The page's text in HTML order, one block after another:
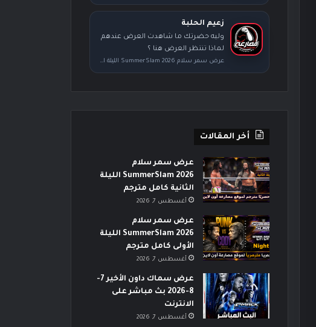
زعيم الحلبة
وليه حضرتك ما شاهدت العرض عندهم
لماذا تنتظر العرض هنا ؟
عرض سمر سلام SummerSlam 2026 الليلة الأولى كامل مترجم
أخر المقالات
عرض سمر سلام
SummerSlam 2026 الليلة
الثانية كامل مترجم
أغسطس 7, 2026
عرض سمر سلام
SummerSlam 2026 الليلة
الأولى كامل مترجم
أغسطس 7, 2026
عرض سماك داون الأخير 7-
8-2026 بث مباشر على
الانترنت
أغسطس 7, 2026